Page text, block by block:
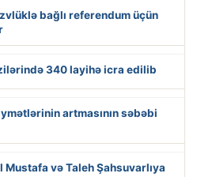
bağlı referendum üçün
340 layihə icra edilib
artmasının səbəbi
Mustafa və Taleh Şahsuvarlıya